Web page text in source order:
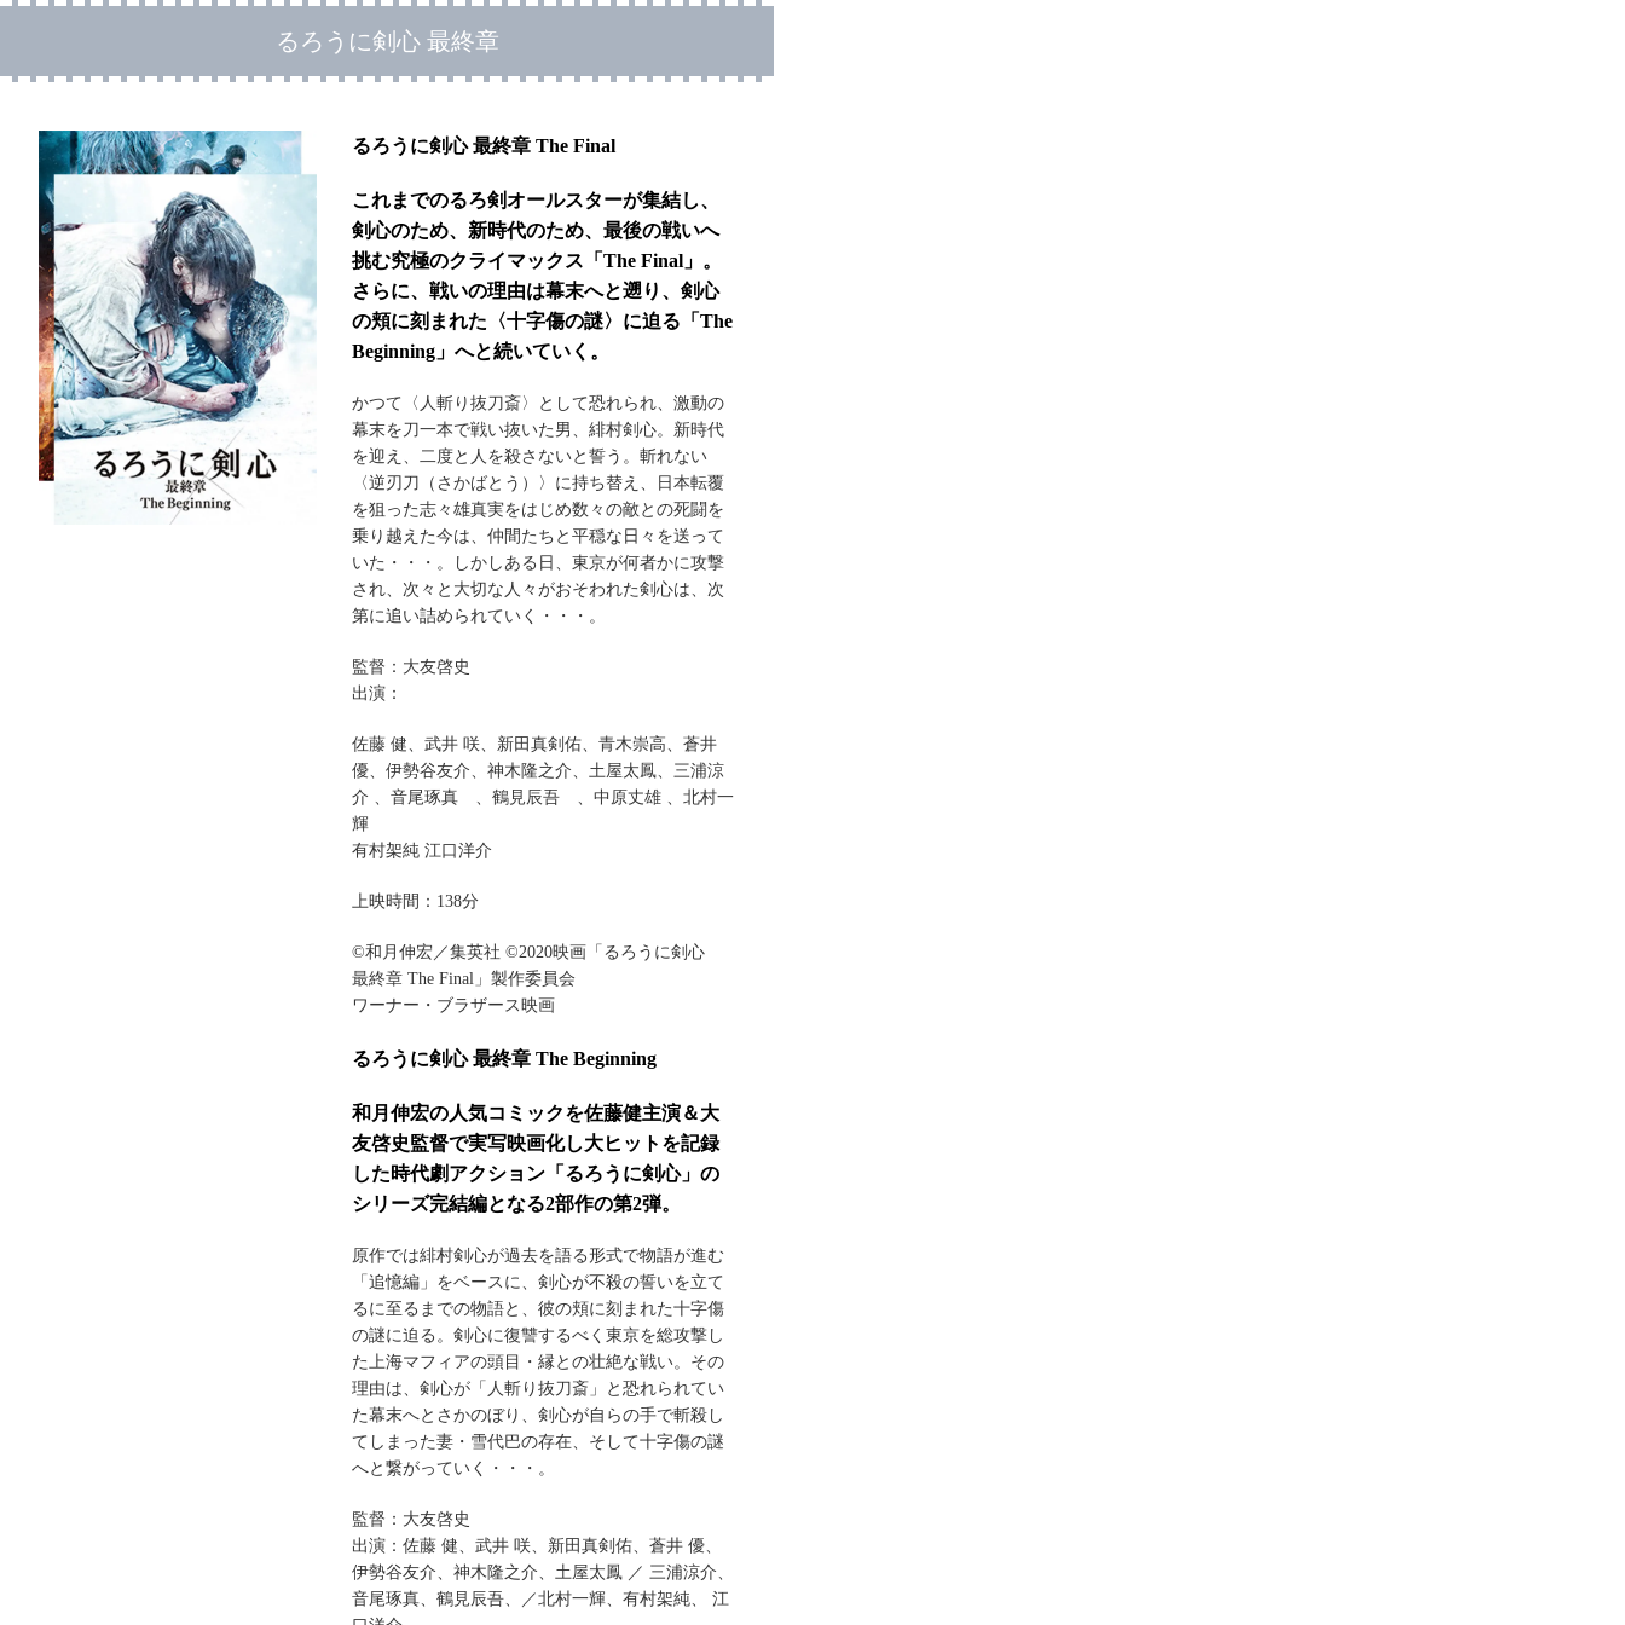
るろうに剣心 最終章
るろうに剣心 最終章 The Final
これまでのるろ剣オールスターが集結し、
剣心のため、新時代のため、最後の戦いへ
挑む究極のクライマックス「The Final」。
さらに、戦いの理由は幕末へと遡り、剣心
の頬に刻まれた〈十字傷の謎〉に迫る「The
Beginning」へと続いていく。
かつて〈人斬り抜刀斎〉として恐れられ、激動の
幕末を刀一本で戦い抜いた男、緋村剣心。新時代
を迎え、二度と人を殺さないと誓う。斬れない
〈逆刃刀（さかばとう）〉に持ち替え、日本転覆
を狙った志々雄真実をはじめ数々の敵との死闘を
乗り越えた今は、仲間たちと平穏な日々を送って
いた・・・。しかしある日、東京が何者かに攻撃
され、次々と大切な人々がおそわれた剣心は、次
第に追い詰められていく・・・。
監督：大友啓史
出演：
佐藤 健、武井 咲、新田真剣佑、青木崇高、蒼井
優、伊勢谷友介、神木隆之介、土屋太鳳、三浦涼
介 、音尾琢真 、鶴見辰吾 、中原丈雄 、北村一
輝
有村架純 江口洋介
上映時間：138分
©和月伸宏／集英社 ©2020映画「るろうに剣心
最終章 The Final」製作委員会
ワーナー・ブラザース映画
るろうに剣心 最終章 The Beginning
和月伸宏の人気コミックを佐藤健主演＆大
友啓史監督で実写映画化し大ヒットを記録
した時代劇アクション「るろうに剣心」の
シリーズ完結編となる2部作の第2弾。
原作では緋村剣心が過去を語る形式で物語が進む
「追憶編」をベースに、剣心が不殺の誓いを立て
るに至るまでの物語と、彼の頬に刻まれた十字傷
の謎に迫る。剣心に復讐するべく東京を総攻撃し
た上海マフィアの頭目・縁との壮絶な戦い。その
理由は、剣心が「人斬り抜刀斎」と恐れられてい
た幕末へとさかのぼり、剣心が自らの手で斬殺し
てしまった妻・雪代巴の存在、そして十字傷の謎
へと繋がっていく・・・。
監督：大友啓史
出演：佐藤 健、武井 咲、新田真剣佑、蒼井 優、
伊勢谷友介、神木隆之介、土屋太鳳 ／ 三浦涼介、
音尾琢真、鶴見辰吾、／北村一輝、有村架純、 江